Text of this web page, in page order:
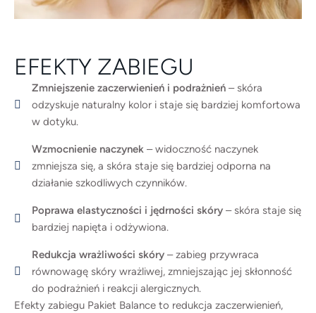
EFEKTY ZABIEGU
Zmniejszenie zaczerwienień i podrażnień – skóra
odzyskuje naturalny kolor i staje się bardziej komfortowa
w dotyku.
Wzmocnienie naczynek – widoczność naczynek
zmniejsza się, a skóra staje się bardziej odporna na
działanie szkodliwych czynników.
Poprawa elastyczności i jędrności skóry – skóra staje się
bardziej napięta i odżywiona.
Redukcja wrażliwości skóry – zabieg przywraca
równowagę skóry wrażliwej, zmniejszając jej skłonność
do podrażnień i reakcji alergicznych.
Efekty zabiegu Pakiet Balance to redukcja zaczerwienień,